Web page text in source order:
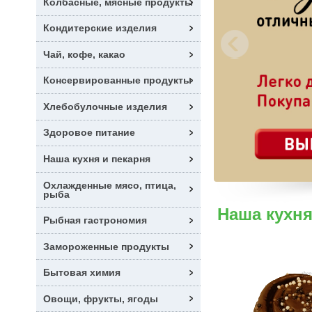
Кондитерские изделия
Чай, кофе, какао
Консервированные продукты
Хлебобулочные изделия
Здоровое питание
Наша кухня и пекарня
Охлажденные мясо, птица,
рыба
Рыбная гастрономия
Замороженные продукты
Бытовая химия
Овощи, фрукты, ягоды
Наша